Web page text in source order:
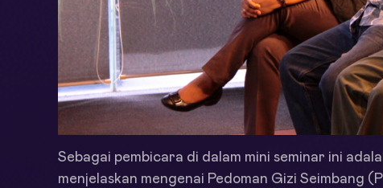
Sebagai pembicara di dalam mini seminar ini
menjelaskan mengenai Pedoman Gizi Seimbang